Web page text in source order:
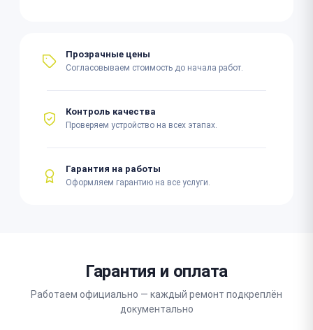
Прозрачные цены
Согласовываем стоимость до начала работ.
Контроль качества
Проверяем устройство на всех этапах.
Гарантия на работы
Оформляем гарантию на все услуги.
Гарантия и оплата
Работаем официально — каждый ремонт подкреплён
документально